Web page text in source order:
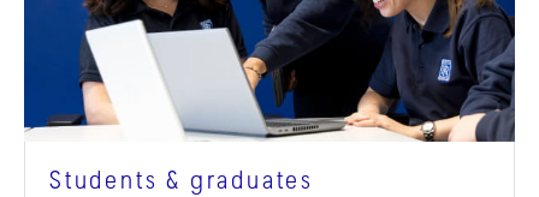
Students & graduates